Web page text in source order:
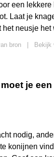
een
Laat je
neusje het
bron
Bekijk
je
nodig,
konijnen